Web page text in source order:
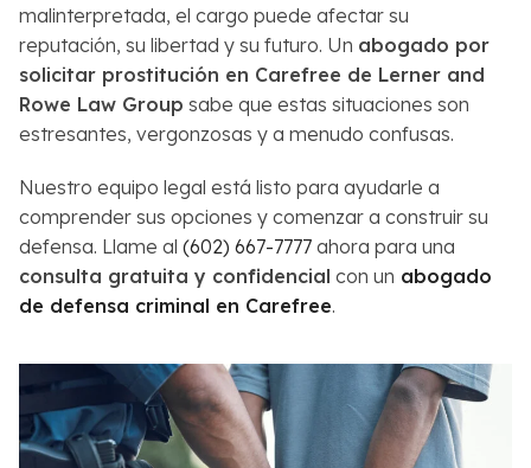
Buscar
malinterpretada, el cargo puede afectar su
reputación, su libertad y su futuro. Un abogado por
solicitar prostitución en Carefree de Lerner and
Rowe Law Group sabe que estas situaciones son
estresantes, vergonzosas y a menudo confusas.
Nuestro equipo legal está listo para ayudarle a
comprender sus opciones y comenzar a construir su
defensa. Llame al (602) 667-7777 ahora para una
consulta gratuita y confidencial con un abogado
de defensa criminal en Carefree.